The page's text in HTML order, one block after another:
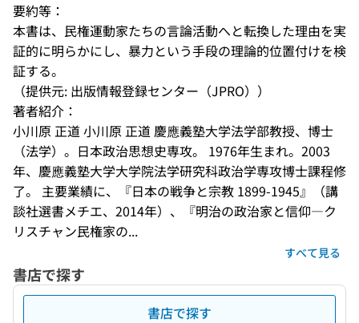
要約等：
本書は、民権運動家たちの言論活動へと転換した理由を実
証的に明らかにし、暴力という手段の理論的位置付けを検
証する。
（提供元: 出版情報登録センター（JPRO））
著者紹介：
小川原 正道 小川原 正道 慶應義塾大学法学部教授、博士
（法学）。日本政治思想史専攻。 1976年生まれ。2003
年、慶應義塾大学大学院法学研究科政治学専攻博士課程修
了。 主要業績に、『日本の戦争と宗教 1899-1945』（講
談社選書メチエ、2014年）、『明治の政治家と信仰―ク
リスチャン民権家の...
すべて見る
書店で探す
書店で探す